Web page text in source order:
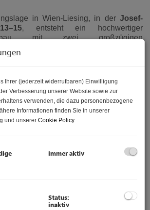
in Wien-Liesing, in der Josef-
, entsteht ein hochwertiger
mit zwei großzügigen
Jede Einheit bietet rund
auf
Räume und private Außenflächen.
schlüsselfertigübergeben und
sofort nutzbaren Ausbauzustand mit
Böden, Fliesen und Türen
Geschmack gewählt werden –
in hochwertiger Ausführung.
Zuhause mit hohem
inklusive
Ihrer (jederzeit widerrufbaren) Einwilligung
Verbesserung unserer Website sowie zur
verwenden, die dazu personenbezogene
Informationen finden Sie in unserer
und unserer Cookie Policy.
immer aktiv
Status:
inaktiv